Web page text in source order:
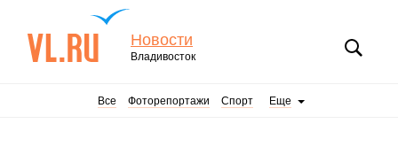
Новости
Владивосток
Все Фоторепортажи Спорт Еще